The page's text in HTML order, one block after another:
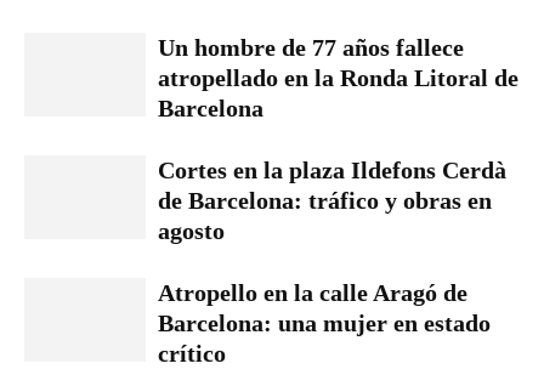
Un hombre de 77 años fallece
atropellado en la Ronda Litoral de
Barcelona
Cortes en la plaza Ildefons Cerdà
de Barcelona: tráfico y obras en
agosto
Atropello en la calle Aragó de
Barcelona: una mujer en estado
crítico